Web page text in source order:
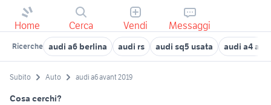
Home Cerca Vendi Messaggi
Ricerche audi a6 berlina audi rs audi sq5 usata audi a4
Subito Auto audi a6 avant 2019
Cosa cerchi?